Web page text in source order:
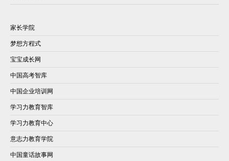
家长学院
梦想方程式
宝宝成长网
中国高考智库
中国企业培训网
学习力教育智库
学习力教育中心
意志力教育学院
中国童话故事网